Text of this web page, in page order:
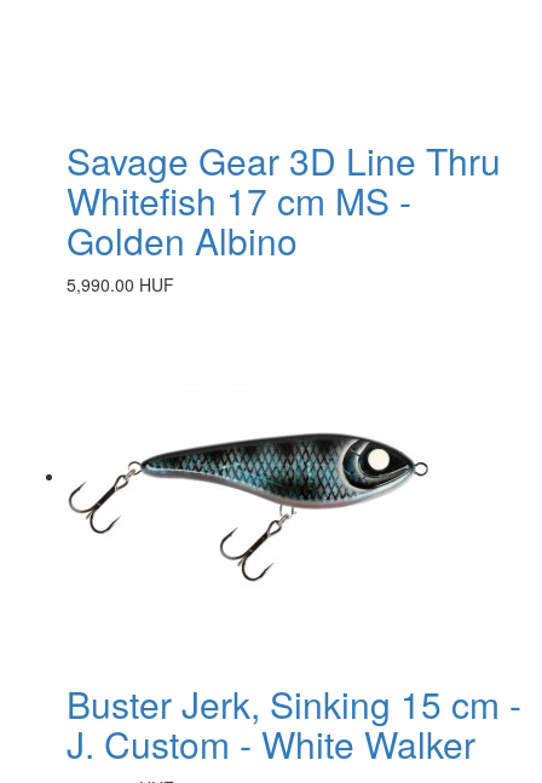
Savage Gear 3D Line Thru
Whitefish 17 cm MS -
Golden Albino
5,990.00 HUF
Buster Jerk, Sinking 15 cm -
J. Custom - White Walker